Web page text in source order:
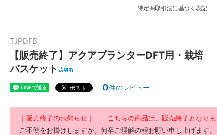
特定商取引法に基づく表記
TJPDFB
【販売終了】アクアプランターDFT用・栽培
バスケット
0件のレビュー
｜販売終了のお知らせ｜ こちらの商品は、販売終了となりま
ご不便をお掛けしますが、何卒ご理解の程お願い申し上げます。